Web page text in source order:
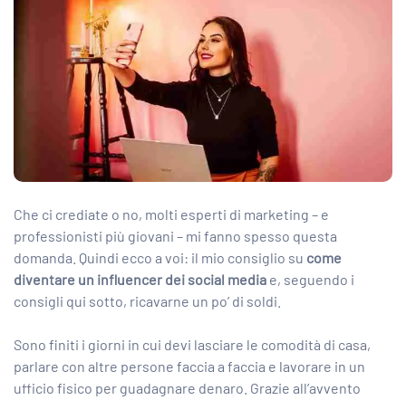
Che ci crediate o no, molti esperti di marketing – e
professionisti più giovani – mi fanno spesso questa
domanda. Quindi ecco a voi: il mio consiglio su come
diventare un influencer dei social media e, seguendo i
consigli qui sotto, ricavarne un po’ di soldi.
Sono finiti i giorni in cui devi lasciare le comodità di casa,
parlare con altre persone faccia a faccia e lavorare in un
ufficio fisico per guadagnare denaro. Grazie all’avvento